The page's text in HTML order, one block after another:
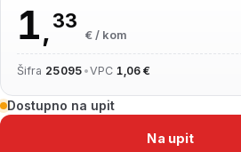
1,33
€ / kom
Šifra 25095 •VPC 1,06 €
Dostupno na upit
Na upit